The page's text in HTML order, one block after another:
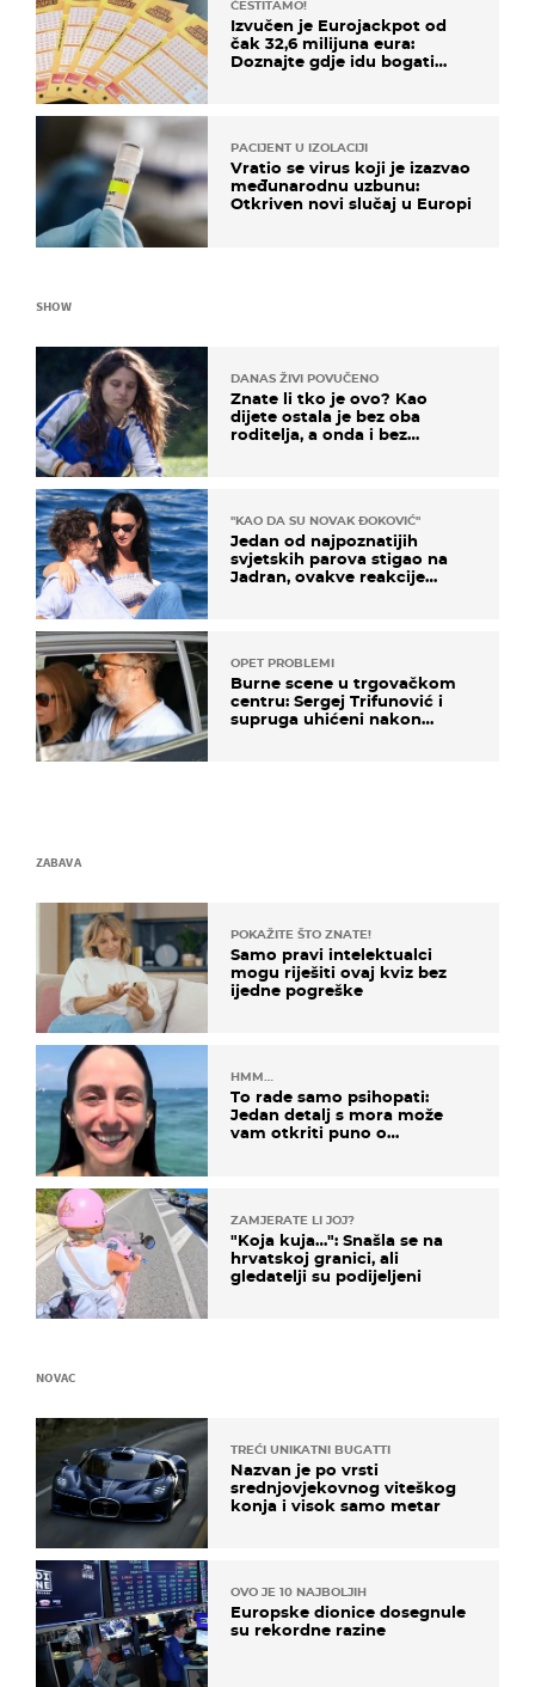
ČESTITAMO!
Izvučen je Eurojackpot od
čak 32,6 milijuna eura:
Doznajte gdje idu bogati
PACIJENT U IZOLACIJI
Vratio se virus koji je izazvao
međunarodnu uzbunu:
Otkriven novi slučaj u Europi
SHOW
DANAS ŽIVI POVUČENO
Znate li tko je ovo? Kao
dijete ostala je bez oba
roditelja, a onda i bez
"KAO DA SU NOVAK ĐOKOVIĆ"
Jedan od najpoznatijih
svjetskih parova stigao na
Jadran, ovakve reakcije
OPET PROBLEMI
Burne scene u trgovačkom
centru: Sergej Trifunović i
supruga uhićeni nakon
ZABAVA
POKAŽITE ŠTO ZNATE!
Samo pravi intelektualci
mogu riješiti ovaj kviz bez
ijedne pogreške
HMM…
To rade samo psihopati:
Jedan detalj s mora može
vam otkriti puno o
ZAMJERATE LI JOJ?
"Koja kuja…": Snašla se na
hrvatskoj granici, ali
gledatelji su podijeljeni
NOVAC
TREĆI UNIKATNI BUGATTI
Nazvan je po vrsti
srednjovjekovnog viteškog
konja i visok samo metar
OVO JE 10 NAJBOLJIH
Europske dionice dosegnule
su rekordne razine